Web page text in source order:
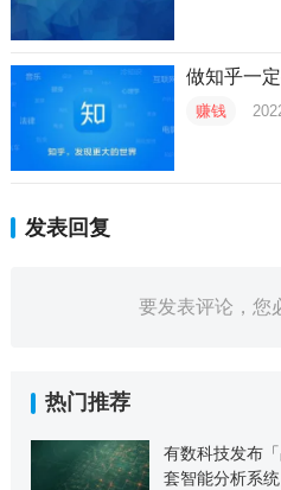
做知乎一
赚钱
发表回复
要发表评论，您
热门推荐
有数科技发布
套智能分析系统